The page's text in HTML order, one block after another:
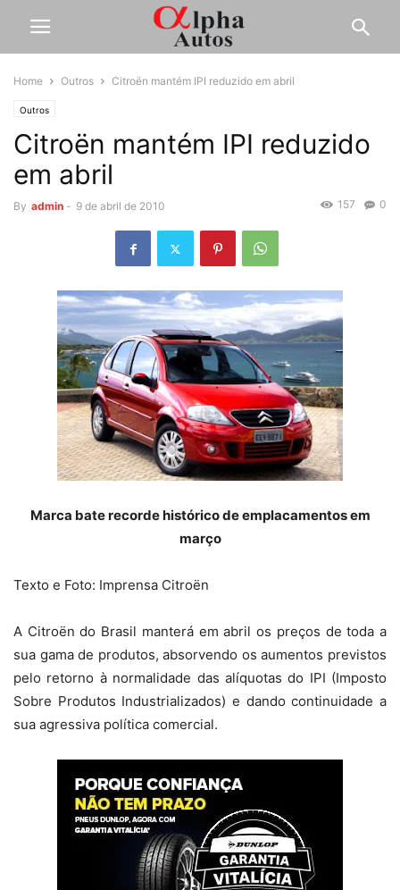
Home Outros Citroën mantém IPI reduzido em abril
Outros
Citroën mantém IPI reduzido
em abril
By admin - 9 de abril de 2010 0
157
Marca bate recorde histórico de emplacamentos em
março
Texto e Foto: Imprensa Citroën
A Citroën do Brasil manterá em abril os preços de toda a
sua gama de produtos, absorvendo os aumentos previstos
pelo retorno à normalidade das alíquotas do IPI (Imposto
Sobre Produtos Industrializados) e dando continuidade a
sua agressiva política comercial.